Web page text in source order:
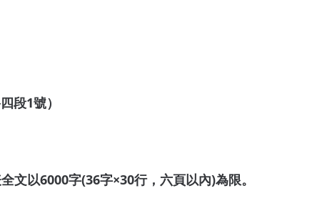
1號）
文以6000字(36字×30行，六頁以內)為限。